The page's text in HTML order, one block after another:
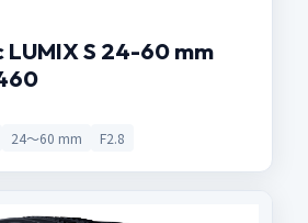
LUMIX S 24-60 mm
24～60 mm F2.8